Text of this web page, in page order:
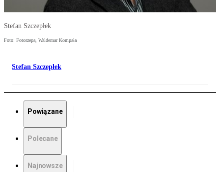
Stefan Szczepłek
Foto: Fotorzepa, Waldemar Kompała
Stefan Szczepłek
Powiązane
Polecane
Najnowsze